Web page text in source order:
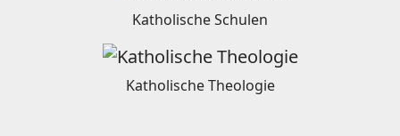
Katholische Schulen
Katholische Theologie